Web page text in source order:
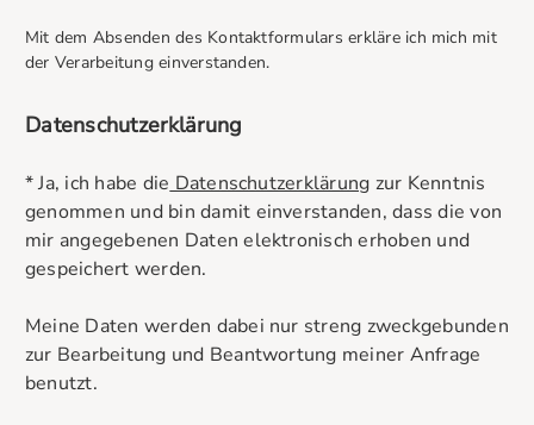
Mit dem Absenden des Kontaktformulars erkläre ich mich mit
der Verarbeitung einverstanden.
Datenschutzerklärung
* Ja, ich habe die Datenschutzerklärung zur Kenntnis
genommen und bin damit einverstanden, dass die von
mir angegebenen Daten elektronisch erhoben und
gespeichert werden.
Meine Daten werden dabei nur streng zweckgebunden
zur Bearbeitung und Beantwortung meiner Anfrage
benutzt.